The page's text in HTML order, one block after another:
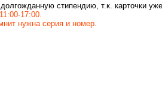
стипендию, т.к. карточки уже
17:00.
нужна серия и номер.